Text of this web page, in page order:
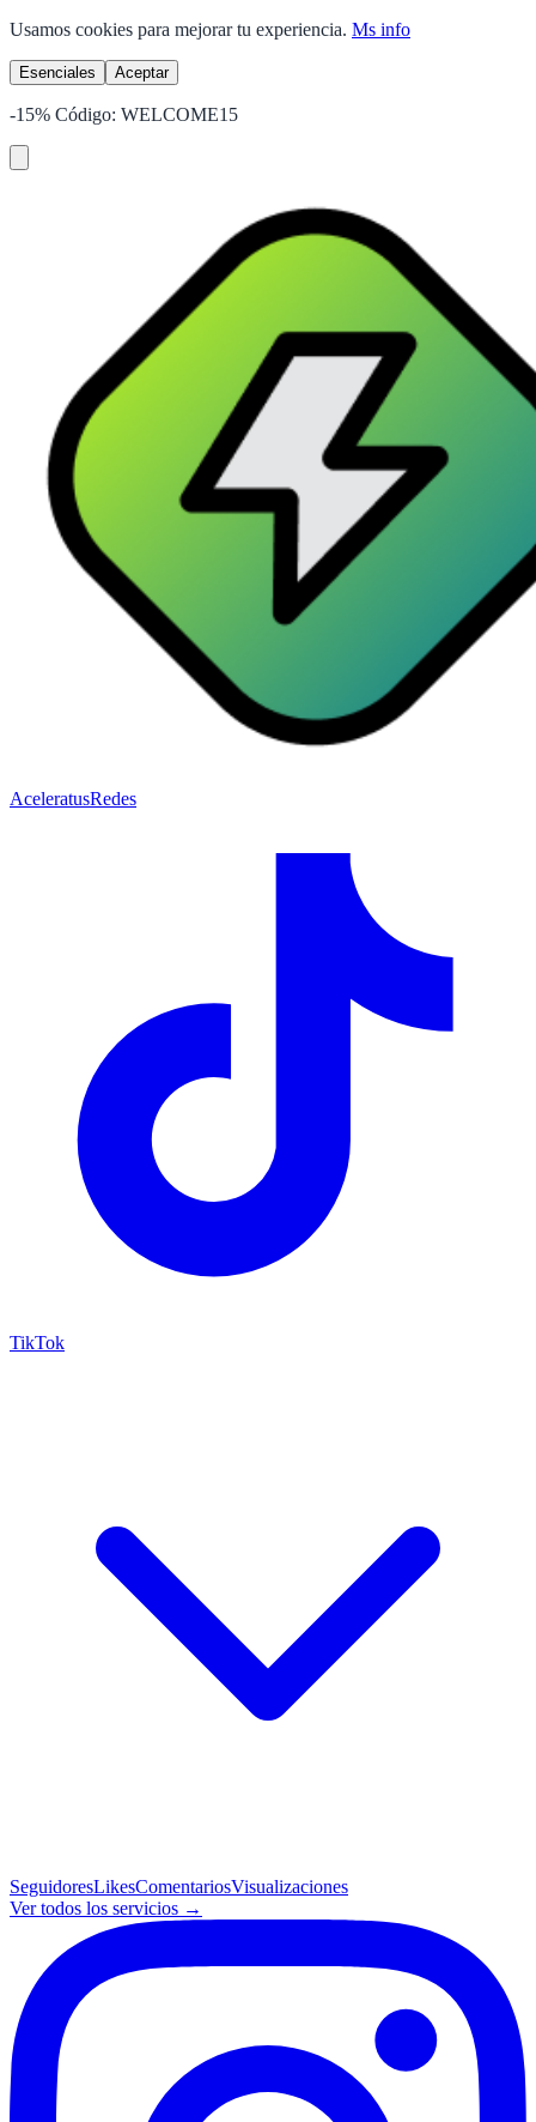
Usamos cookies para mejorar tu experiencia. Ms info
Esenciales Aceptar
-15% Código: WELCOME15
AceleratusRedes
TikTok
SeguidoresLikesComentariosVisualizaciones
Ver todos los servicios →